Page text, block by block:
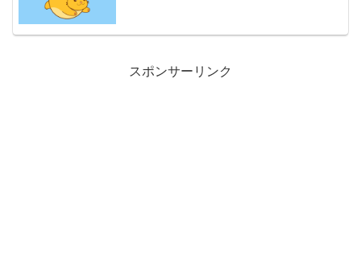
スポンサーリンク